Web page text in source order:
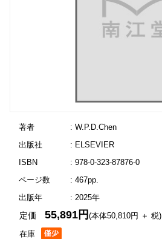
著者
: W.P.D.Chen
出版社
: ELSEVIER
ISBN
: 978-0-323-87876-0
ページ数
: 467pp.
出版年
: 2025年
在庫
定価55,891円(本体50,810円 ＋ 税)